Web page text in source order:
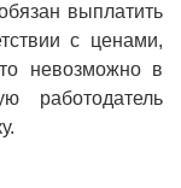
выплатить
с ценами,
невозможно в
работодатель